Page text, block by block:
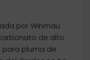
por Winmau
de alto
pluma de